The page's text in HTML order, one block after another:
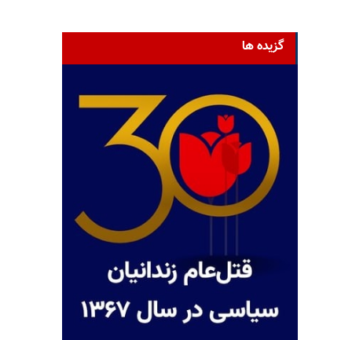
گزیده ها